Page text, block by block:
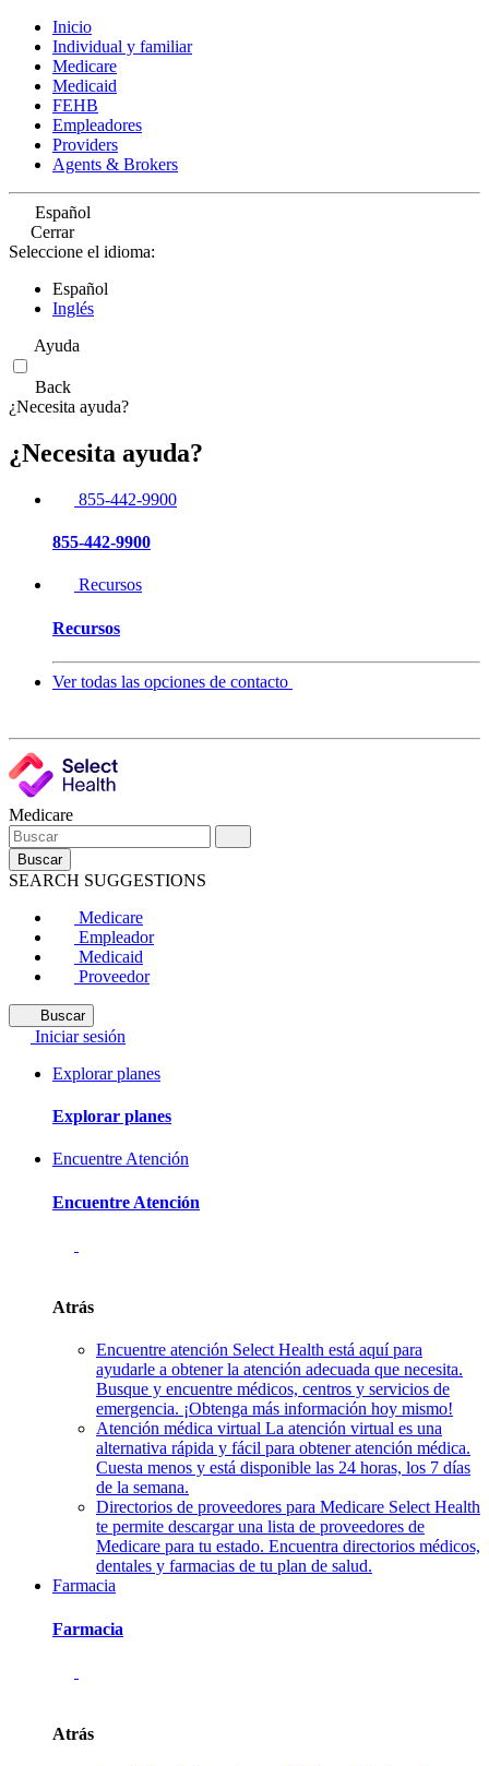
Inicio
Individual y familiar
Medicare
Medicaid
FEHB
Empleadores
Providers
Agents & Brokers
Español
Cerrar
Seleccione el idioma:
Español
Inglés
Ayuda
Back
¿Necesita ayuda?
¿Necesita ayuda?
855-442-9900
855-442-9900
Recursos
Recursos
Ver todas las opciones de contacto
Medicare
Buscar
SEARCH SUGGESTIONS
Medicare
Empleador
Medicaid
Proveedor
Buscar
Iniciar sesión
Explorar planes
Explorar planes
Encuentre Atención
Encuentre Atención
Atrás
Encuentre atención Select Health está aquí para
ayudarle a obtener la atención adecuada que necesita.
Busque y encuentre médicos, centros y servicios de
emergencia. ¡Obtenga más información hoy mismo!
Atención médica virtual La atención virtual es una
alternativa rápida y fácil para obtener atención médica.
Cuesta menos y está disponible las 24 horas, los 7 días
de la semana.
Directorios de proveedores para Medicare Select Health
te permite descargar una lista de proveedores de
Medicare para tu estado. Encuentra directorios médicos,
dentales y farmacias de tu plan de salud.
Farmacia
Farmacia
Atrás